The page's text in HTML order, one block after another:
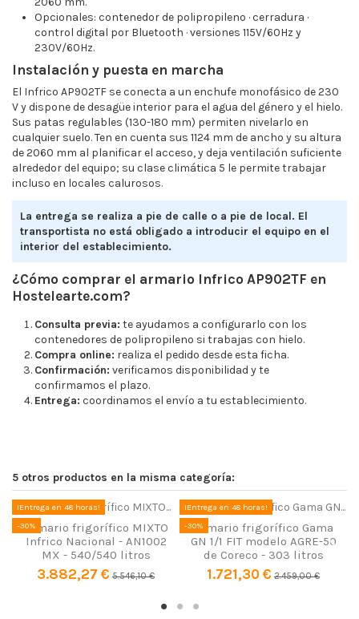
Opcionales: contenedor de polipropileno · cerradura ·
control digital por Bluetooth · versiones 115V/60Hz y
230V/60Hz.
Instalación y puesta en marcha
El Infrico AP902TF se conecta a un enchufe monofásico de 230
V y dispone de desagüe interior para el agua del género y el hielo.
Sus patas regulables (130-180 mm) permiten nivelarlo en
cualquier suelo. Ten en cuenta sus 1124 mm de ancho y su altura
de 2060 mm al planificar el acceso, y deja ventilación suficiente
alrededor del equipo; su clase climática 5 le permite trabajar
incluso en locales calurosos.
La entrega se realiza a pie de calle o a pie de local. El
transportista no está obligado a introducir el equipo en el
interior del establecimiento.
¿Cómo comprar el armario Infrico AP902TF en
Hostelearte.com?
Consulta previa: te ayudamos a configurarlo con los
contenedores de polipropileno si trabajas con hielo.
Compra online: realiza el pedido desde esta ficha.
Confirmación: verificamos disponibilidad y te
confirmamos el plazo.
Entrega: coordinamos el envío a tu establecimiento.
Litros
895 litros
Grados (ºC)
-2°C/+2°C
Puertas (Inox o Cristal)
Acero Inoxidable
Número de puertas
5 otros productos en la misma categoría:
¡Entrega en 48 horas!
-30%
Armario frigorífico MIXTO
Infrico Nacional - AN1002
MX - 540/540 litros
3.882,27 € 5.546,10 €
¡Entrega en 48 horas!
-30%Armario frigorífico Gama
GN 1/1 FIT modelo AGRE-50
de Coreco - 303 litros
1.721,30 € 2.459,00 €